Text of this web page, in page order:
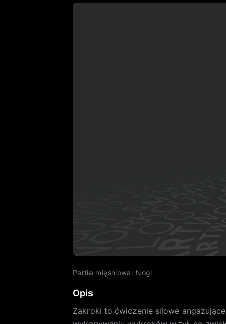
Partia mięśniowa: Nogi
Opis
Zakroki to ćwiczenie siłowe